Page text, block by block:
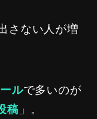
さない人が増
ルで多いのが
稿 」。